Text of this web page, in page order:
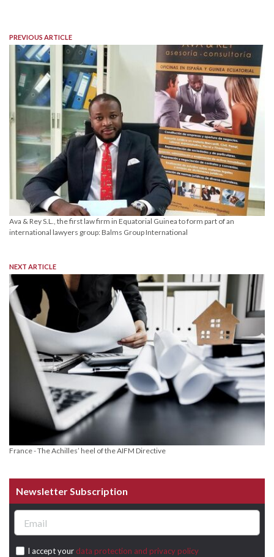
PREVIOUS ARTICLE
Ava & Rey S.L., the first law firm in Equatorial Guinea to form part of an
international lawyers group: Balms Group International
NEXT ARTICLE
France - The Achilles’ heel of the AIFM Directive
Newsletter Subscription
I accept your data protection and privacy policy